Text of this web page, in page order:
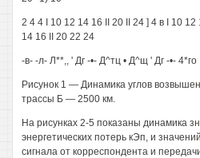
2 4 4 I 10 12 14 16 II 20 II 24 ] 4 в I 10
14 16 II 20 22 24
-в- -л- Л**,, ' Дг -•- Д^тц • Д^щ ' Дг -•- 4*го
Рисунок 1 — Динамика углов
трассы Б — 2500 км.
На рисунках 2-5 показаны динамика
энергетических потерь кЭп, и
сигнала от корреспондента и